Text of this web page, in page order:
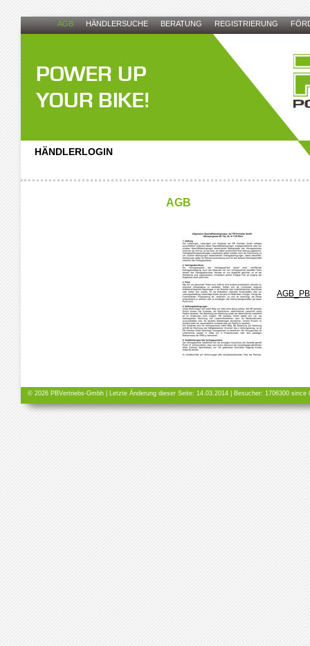
AGB HÄNDLERSUCHE BERATUNG REGISTRIERUNG
HÄNDLERLOGIN
AGB
© 2026 PBVertriebs-Gmbh | Letzte Änderung dieser Seite: 14.03.2014 | Besucher: 1706300 since